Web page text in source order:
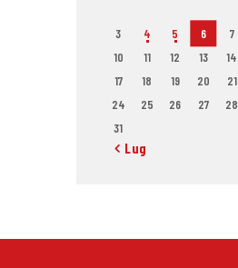
3
4 5 6 7
10
11 12 13 14
17
18 19 20 21
24
25 26 27 28
31
« Lug